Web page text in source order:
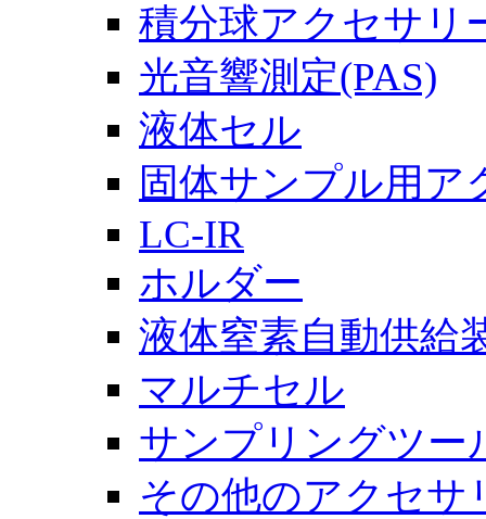
積分球アクセサリ
光音響測定(PAS)
液体セル
固体サンプル用ア
LC-IR
ホルダー
液体窒素自動供給
マルチセル
サンプリングツー
その他のアクセサ